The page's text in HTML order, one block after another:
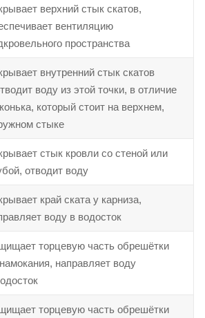
верхний стык скатов,
вентиляцию
пространства
внутренний стык скатов
воду из этой точки, в отличие
который стоит на верхнем,
стыке
стык кровли со стеной или
отводит воду
край ската у карниза,
воду в водосток
торцевую часть обрешётки
направляет воду
торцевую часть обрешётки